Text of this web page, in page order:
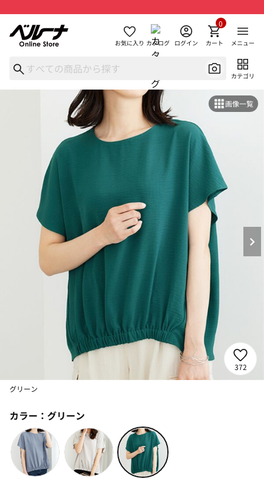
お気に入り カタログ ログイン カート
0
メニュー
カテゴリ
画像一覧
372
グリーン
カラー： グリーン